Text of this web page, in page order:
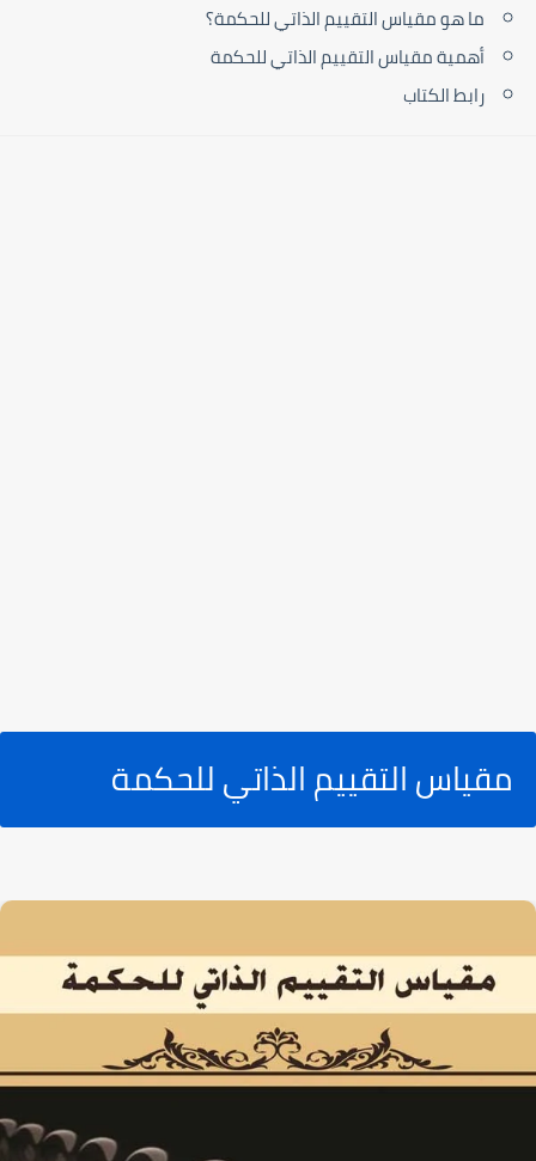
ما هو مقياس التقييم الذاتي للحكمة؟
أهمية مقياس التقييم الذاتي للحكمة
رابط الكتاب
مقياس التقييم الذاتي للحكمة